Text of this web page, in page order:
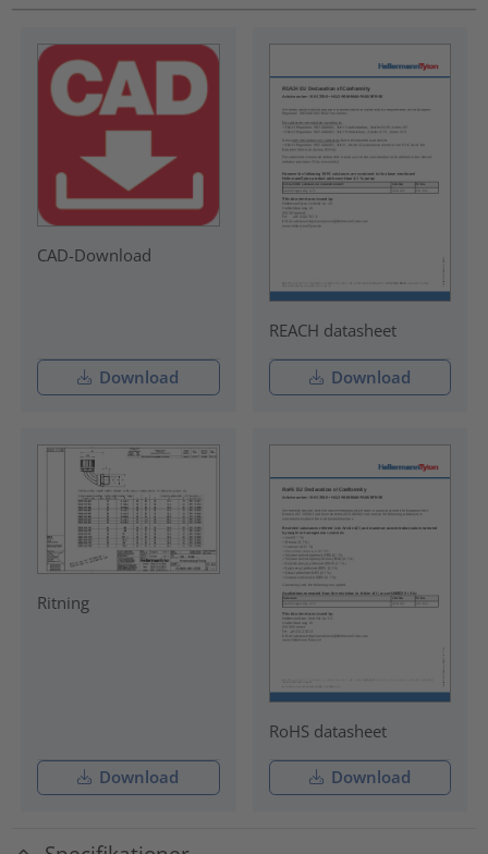
CAD-Download
Download
REACH datasheet
Download
Ritning
Download
RoHS datasheet
Download